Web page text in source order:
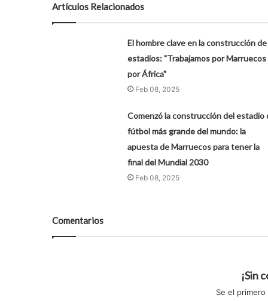
Artículos Relacionados
El hombre clave en la construcción de
estadios: "Trabajamos por Marruecos
por África"
Feb 08, 2025
Comenzó la construcción del estadio
fútbol más grande del mundo: la
apuesta de Marruecos para tener la
final del Mundial 2030
Feb 08, 2025
Comentarios
¡Sin
Se el